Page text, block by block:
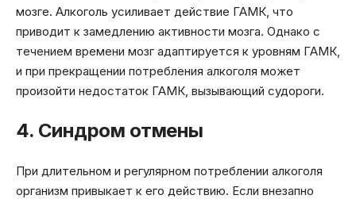
мозге. Алкоголь усиливает действие ГАМК, что
приводит к замедлению активности мозга. Однако с
течением времени мозг адаптируется к уровням ГАМК,
и при прекращении потребления алкоголя может
произойти недостаток ГАМК, вызывающий судороги.
4. Синдром отмены
При длительном и регулярном потреблении алкоголя
организм привыкает к его действию. Если внезапно